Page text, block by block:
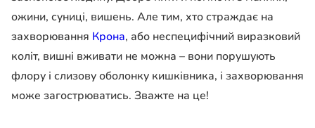
ожини, суниці, вишень. Але тим, хто страждає на
захворювання Крона, або неспецифічний виразковий
коліт, вишні вживати не можна – вони порушують
флору і слизову оболонку кишківника, і захворювання
може загострюватись. Зважте на це!